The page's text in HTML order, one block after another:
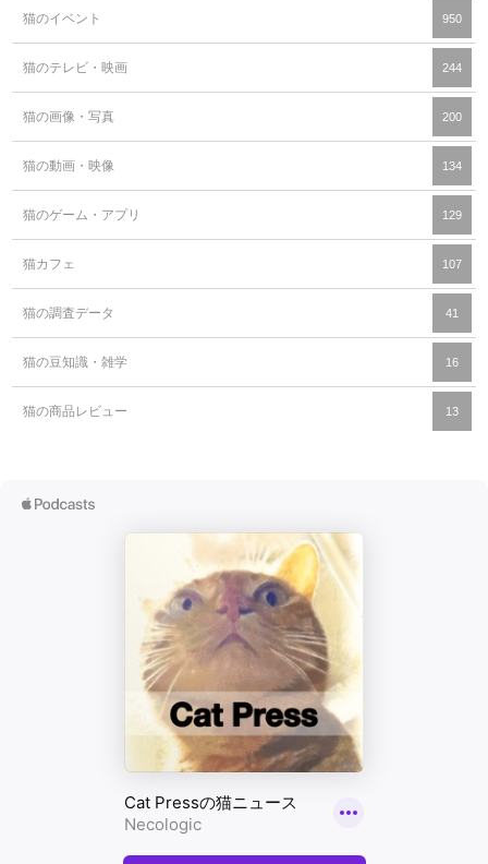
猫のイベント 950
猫のテレビ・映画 244
猫の画像・写真 200
猫の動画・映像 134
猫のゲーム・アプリ 129
猫カフェ 107
猫の調査データ 41
猫の豆知識・雑学 16
猫の商品レビュー 13